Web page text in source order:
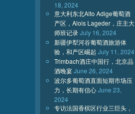
18, 2024
意大利东北Alto Adige葡萄酒
产区，Alois Lageder，庄主大
师班记录July 16, 2024
新疆伊犁河谷葡萄酒旅游体
验，和产区崛起 July 11, 2024
Trimbach酒庄中国行，北京品
酒晚宴June 26, 2024
波尔多葡萄酒直面短期市场压
力，长期有信心June 23,
2024
专访法国香槟区行业三巨头，